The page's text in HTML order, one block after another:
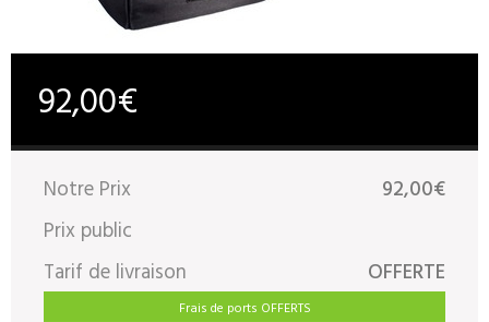
92,00€
Notre Prix
92,00€
Prix public
Tarif de livraison
OFFERTE
Frais de ports OFFERTS